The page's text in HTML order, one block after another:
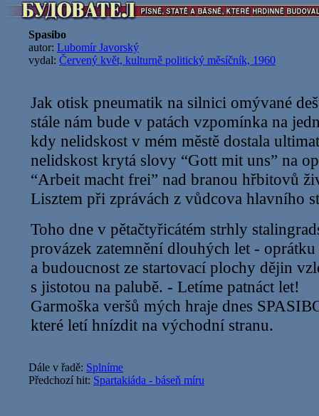
Spasibo
autor: Lubomír Javorský
vydal: Červený květ, kulturně politický měsíčník, 1960
Jak otisk pneumatik na silnici omývané
stále nám bude v patách vzpomínka na
kdy nelidskost v mém městě dostala
nelidskost krytá slovy “Gott mit uns” na
“Arbeit macht frei” nad branou hřbitovů
Lisztem při zprávách z vůdcova hlavního
Toho dne v pětačtyřicátém strhly
provázek zatemnění dlouhých let - oprátku
a budoucnost ze startovací plochy dějin
s jistotou na palubě. - Letíme patnáct let!
Garmoška veršů mých hraje dnes
které letí hnízdit na východní stranu.
Dále v řadě: Splníme
Předchozí hit: Spartakiáda - báseň míru